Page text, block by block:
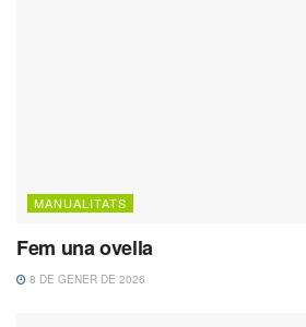
MANUALITATS
Fem una ovella
8 DE GENER DE 2026